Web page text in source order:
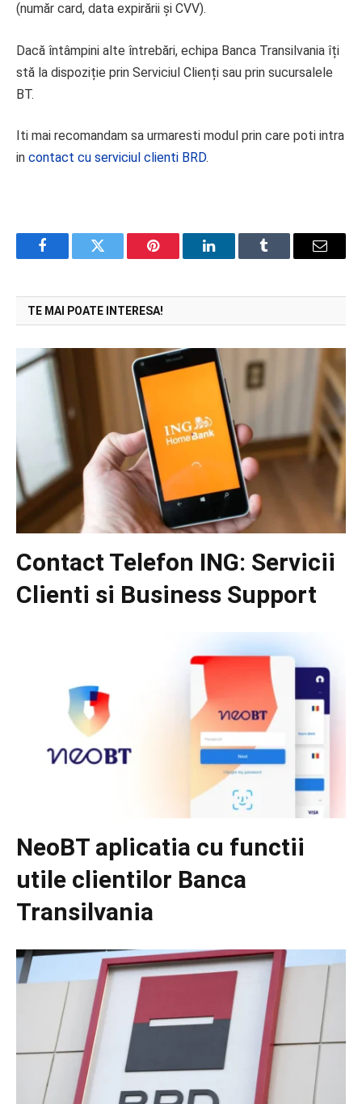
(număr card, data expirării și CVV).
Dacă întâmpini alte întrebări, echipa Banca Transilvania îți
stă la dispoziție prin Serviciul Clienți sau prin sucursalele
BT.
Iti mai recomandam sa urmaresti modul prin care poti intra
in contact cu serviciul clienti BRD.
FacebookTwitter Pinterest LinkedInTumblr Email
TE MAI POATE INTERESA!
Contact Telefon ING: Servicii
Clienti si Business Support
NeoBT aplicatia cu functii
utile clientilor Banca
Transilvania